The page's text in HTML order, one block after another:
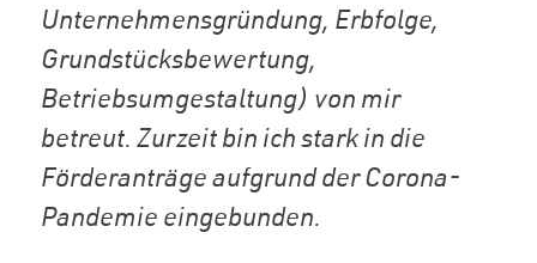
Unternehmensgründung, Erbfolge,
Grundstücksbewertung,
Betriebsumgestaltung) von mir
betreut. Zurzeit bin ich stark in die
Förderanträge aufgrund der Corona-
Pandemie eingebunden.